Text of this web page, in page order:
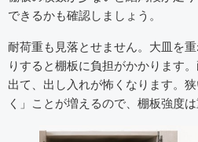
できるかも確認しましょう。
耐荷重も見落とせません。大皿を
りすると棚板に負担がかかります
出て、出し入れが怖くなります。
く」ことが増えるので、棚板強度は